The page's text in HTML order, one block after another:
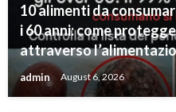
10 alimenti da
i 60 anni: come
attraverso
admin August 6, 2026